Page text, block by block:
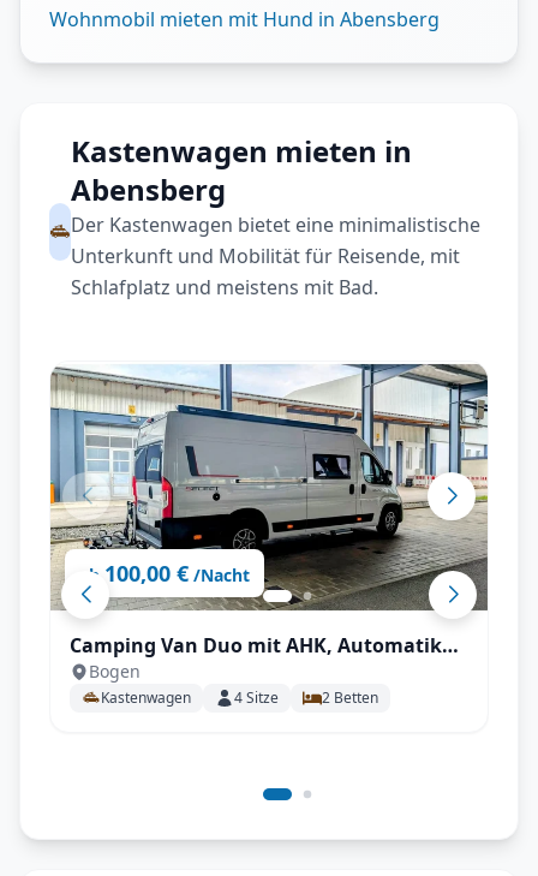
Wohnmobil mieten mit Hund in Abensberg
Kastenwagen mieten in
Abensberg
Der Kastenwagen bietet eine minimalistische
Unterkunft und Mobilität für Reisende, mit
Schlafplatz und meistens mit Bad.
ab 100,00 € /Nacht
Camping Van Duo mit AHK, Automatik
uvm.
Bogen
Kastenwagen 4Sitze 2 Betten